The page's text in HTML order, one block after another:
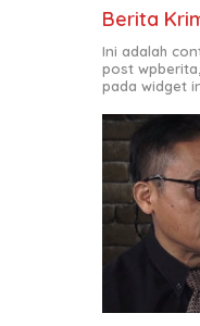
Berita
Ini adalah
post
pada widget